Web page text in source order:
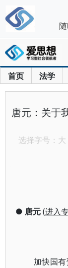
首页 法学
唐元：关于
选择字号： 大
● 唐元(进入
加快国